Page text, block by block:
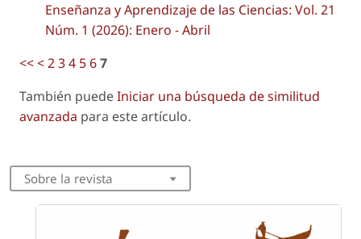
Enseñanza y Aprendizaje de las Ciencias: Vol. 21
Núm. 1 (2026): Enero - Abril
<<<234 567
También puedeIniciar una búsqueda de similitud
avanzada para este artículo.
Sobre la revista